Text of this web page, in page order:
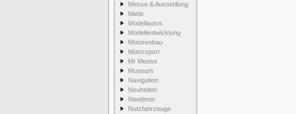
Messe & Ausstellung
Miete
Modellautos
Modellentwicklung
Motorenbau
Motorsport
Mr Moose
Museum
Navigation
Neuheiten
Newtimer
Nutzfahrzeuge